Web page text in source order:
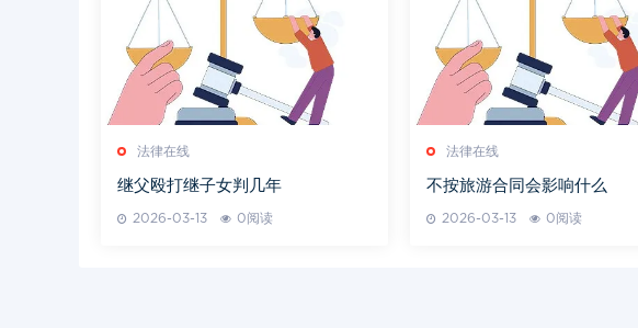
法律在线
继父殴打继子女判几年
2026-03-13 0阅读
法律在线
不按旅游合同会影响什么
2026-03-13 0阅读